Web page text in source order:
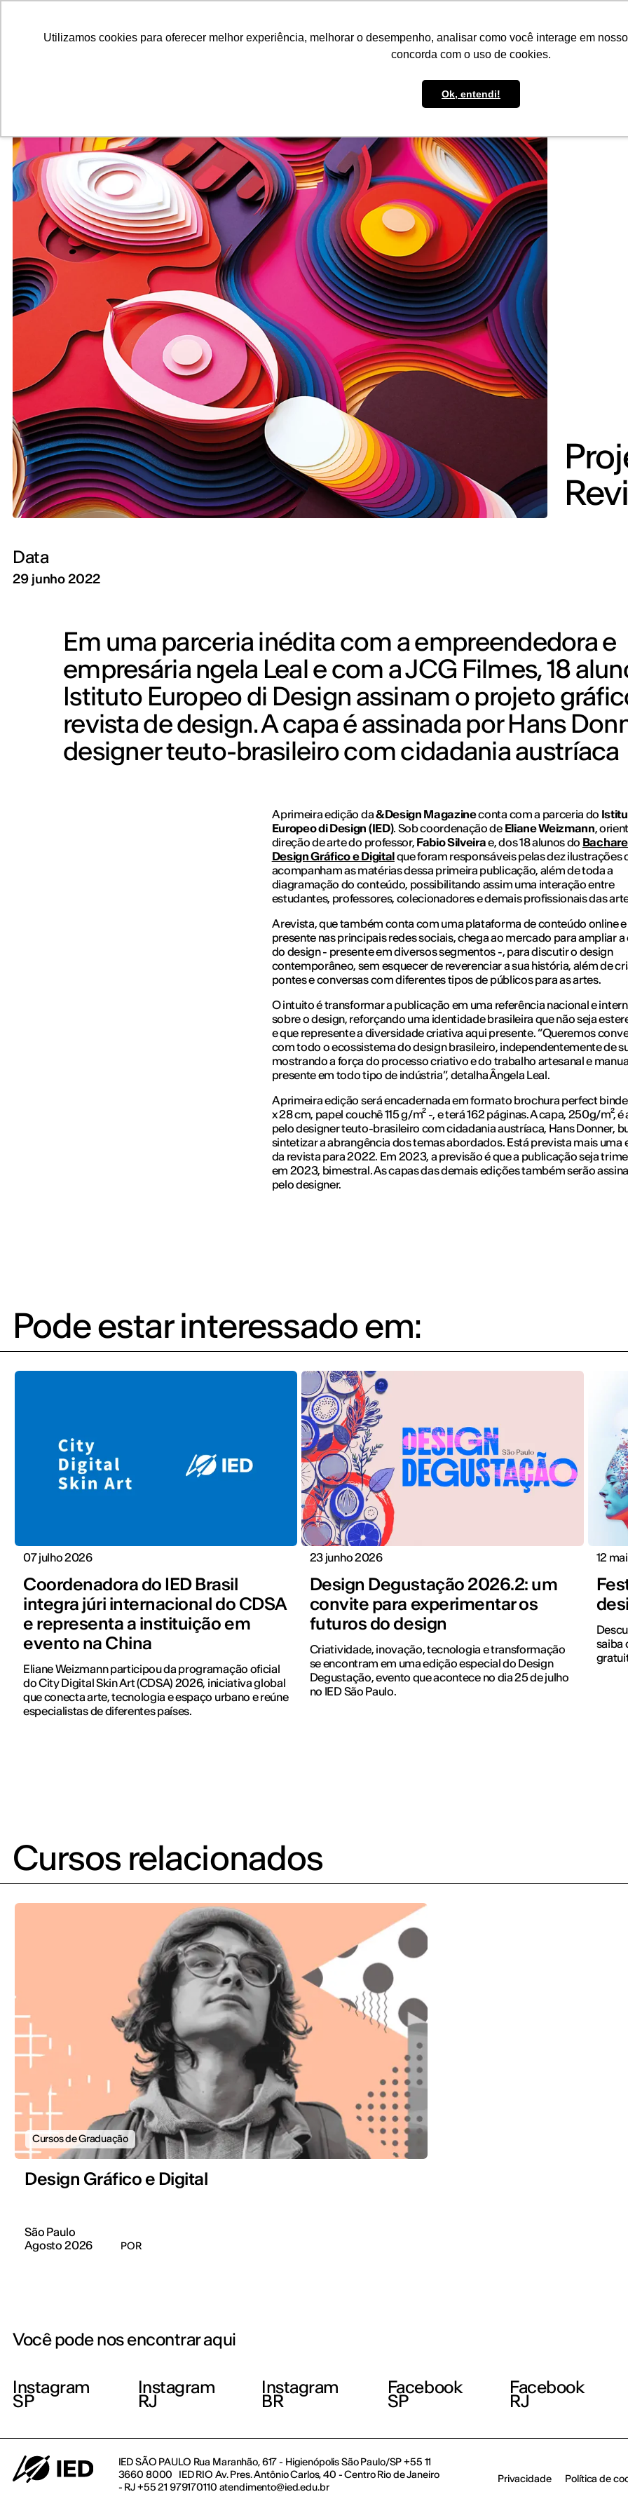
Utilizamos cookies para oferecer melhor experiência, melhorar o desempenho, analisar como você interage em
concorda com o uso de cookies.
Ok, entendi!
Data
29 junho 2022
Em uma parceria inédita com a empreendedora e
empresária ngela Leal e com a JCG Filmes, 18
Istituto Europeo di Design assinam o projeto
revista de design. A capa é assinada por Hans
designer teuto-brasileiro com cidadania austríaca
A primeira edição da&Design Magazineconta com a parceria do
Europeo di Design (IED). Sob coordenação deEliane Weizmann,
direção de arte do professor, Fabio Silveirae, dos 18 alunos do
Design Gráfico e Digitalque foram responsáveis pelas dez ilustrações
acompanham as matérias dessa primeira publicação, além de toda a
diagramação do conteúdo, possibilitando assim uma interação entre
estudantes, professores, colecionadores e demais profissionais das
A revista, que também conta com uma plataforma de conteúdo online
presente nas principais redes sociais, chega ao mercado para ampliar a
do design - presente em diversos segmentos -, para discutir o design
contemporâneo, sem esquecer de reverenciar a sua história, além de
pontes e conversas com diferentes tipos de públicos para as artes.
O intuito é transformar a publicação em uma referência nacional e
sobre o design, reforçando uma identidade brasileira que não seja
e que represente a diversidade criativa aqui presente. “Queremos
com todo o ecossistema do design brasileiro, independentemente de
mostrando a força do processo criativo e do trabalho artesanal e
presente em todo tipo de indústria”, detalha Ângela Leal.
A primeira edição será encadernada em formato brochura perfect
x 28 cm, papel couchê 115 g/m² -, e terá 162 páginas. A capa, 250g/m², é
pelo designer teuto-brasileiro com cidadania austríaca, Hans Donner,
sintetizar a abrangência dos temas abordados. Está prevista mais uma
da revista para 2022. Em 2023, a previsão é que a publicação seja
em 2023, bimestral. As capas das demais edições também serão
pelo designer.
Pode estar interessado em:
07 julho 2026
Coordenadora do IED Brasil
integra júri internacional do CDSA
e representa a instituição em
evento na China
Eliane Weizmann participou da programação oficial
do City Digital Skin Art (CDSA) 2026, iniciativa global
que conecta arte, tecnologia e espaço urbano e reúne
especialistas de diferentes países.
23 junho 2026
Design Degustação 2026.2: um
convite para experimentar os
futuros do design
Criatividade, inovação, tecnologia e transformação
se encontram em uma edição especial do Design
Degustação, evento que acontece no dia 25 de julho
no IED São Paulo.
12
saiba
Cursos relacionados
Cursos de Graduação
Design Gráfico e Digital
São Paulo
Agosto 2026
POR
Você pode nos encontrar aqui
Instagram
SP
Instagram
RJ
Instagram
BR
Facebook
SP
Facebook
RJ
IED SÃO PAULO Rua Maranhão, 617 - Higienópolis São Paulo/SP +55 11
3660 8000 IED RIO Av. Pres. Antônio Carlos, 40 - Centro Rio de Janeiro
- RJ +55 21 979170110 atendimento@ied.edu.br
Privacidade Política de